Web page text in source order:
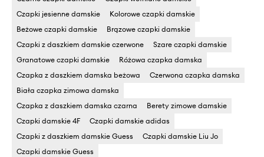
Czapki jesienne damskie
Kolorowe czapki damskie
Beżowe czapki damskie
Brązowe czapki damskie
Czapki z daszkiem damskie czerwone
Szare czapki damskie
Granatowe czapki damskie
Różowa czapka damska
Czapka z daszkiem damska beżowa
Czerwona czapka damska
Biała czapka zimowa damska
Czapka z daszkiem damska czarna
Berety zimowe damskie
Czapki damskie 4F
Czapki damskie adidas
Czapki z daszkiem damskie Guess
Czapki damskie Liu Jo
Czapki damskie Guess